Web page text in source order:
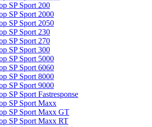
SP Sport 200
SP Sport 2000
SP Sport 2050
SP Sport 230
SP Sport 270
SP Sport 300
SP Sport 5000
SP Sport 6060
SP Sport 8000
SP Sport 9000
SP Sport Fastresponse
SP Sport Maxx
SP Sport Maxx GT
SP Sport Maxx RT